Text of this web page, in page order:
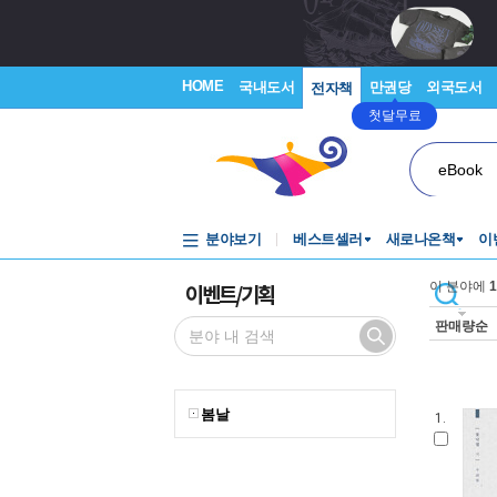
HOME 국내도서 전자책 만권당
첫달무료
외국도서
eBook
분야보기 베스트셀러 새로나온책 이
이벤트/기획
봄날
이 분야에
판매량순
1.